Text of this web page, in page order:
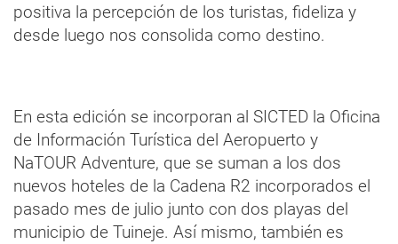
positiva la percepción de los turistas, fideliza y
desde luego nos consolida como destino.
En esta edición se incorporan al SICTED la Oficina
de Información Turística del Aeropuerto y
NaTOUR Adventure, que se suman a los dos
nuevos hoteles de la Cadena R2 incorporados el
pasado mes de julio junto con dos playas del
municipio de Tuineje. Así mismo, también es